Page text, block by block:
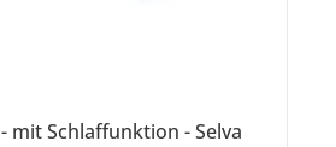
mit Schlaffunktion Selva